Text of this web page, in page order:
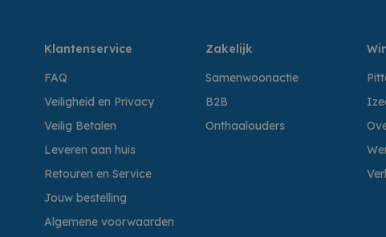
Klantenservice
FAQ
Veiligheid en Privacy
Veilig Betalen
Leveren aan huis
Retouren en Service
Jouw bestelling
Algemene voorwaarden
Zakelijk
Samenwoonactie
B2B
Onthaalouders